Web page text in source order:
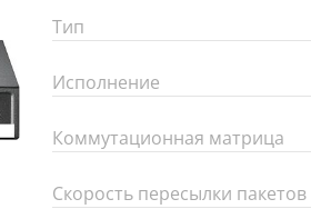
Тип
Исполнение
Коммутационная матрица
Скорость пересылки пакетов